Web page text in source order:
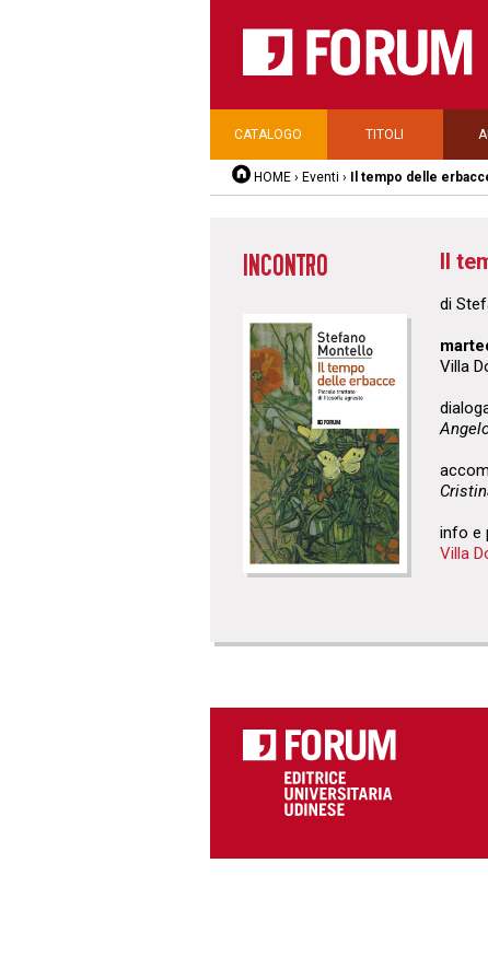
CATALOGO TITOLI
HOME › Eventi › Il tempo delle
INCONTRO Il
di
Villa
info e
Villa